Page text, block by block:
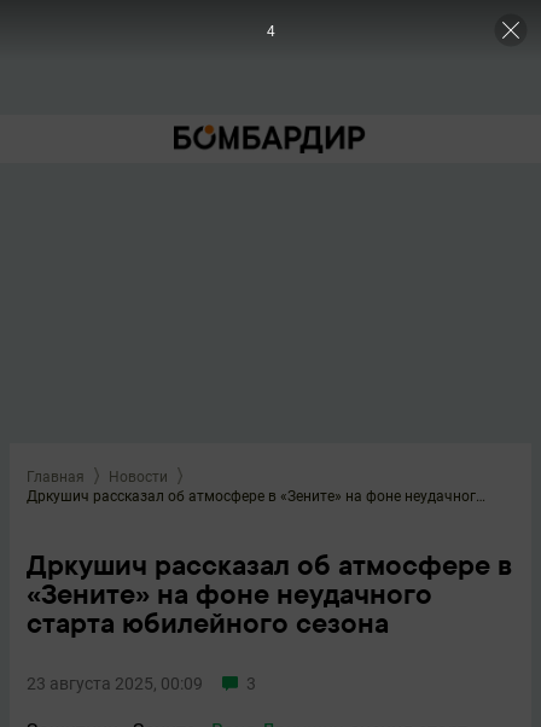
Главная
Новости
Дркушич рассказал об атмосфере в «Зените» на фоне неудачного старта юбилейного сезона
Дркушич рассказал об атмосфере в
«Зените» на фоне неудачного
старта юбилейного сезона
23 августа 2025, 00:09 3
3